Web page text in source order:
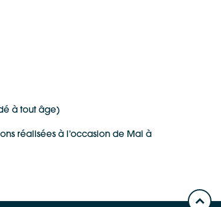
à tout âge)
réalisées à l’occasion de Mai à